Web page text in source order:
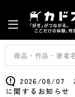
2026/08/07
に関するお知らせ